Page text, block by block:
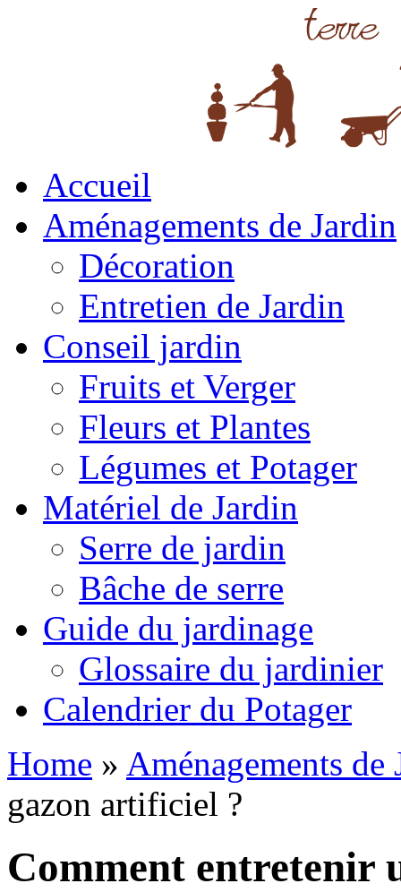
Accueil
Aménagements de Jardin
Décoration
Entretien de Jardin
Conseil jardin
Fruits et Verger
Fleurs et Plantes
Légumes et Potager
Matériel de Jardin
Serre de jardin
Bâche de serre
Guide du jardinage
Glossaire du jardinier
Calendrier du Potager
Home » Aménagements de
gazon artificiel ?
Comment entretenir